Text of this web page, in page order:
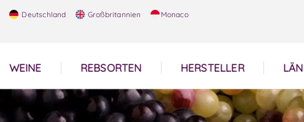
Deutschland Großbritannien Monaco
WEINE REBSORTEN HERSTELLER